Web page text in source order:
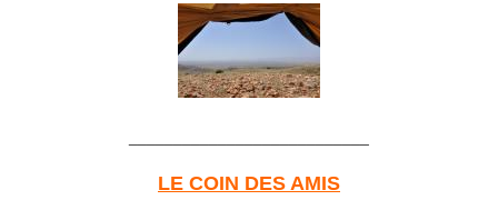
LE COIN DES AMIS